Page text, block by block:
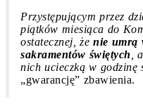
Przystępującym przez
piątków miesiąca do
ostatecznej, że nie umrą
sakramentów świętych,
nich ucieczką w godzinę
„gwarancję” zbawienia.